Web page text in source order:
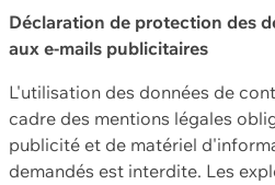
Déclaration de protection des
aux e-mails publicitaires
L'utilisation des données de
cadre des mentions légales
publicité et de matériel
demandés est interdite. Les